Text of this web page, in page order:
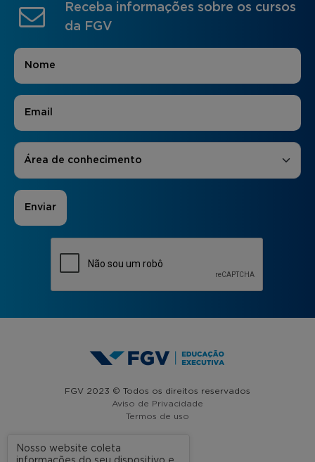
Receba informações sobre os cursos
da FGV
Nome
E-mail
Áreas de Interesse
Área de conhecimento
FGV 2023 © Todos os direitos reservados
Aviso de Privacidade
Termos de uso
Nosso website coleta